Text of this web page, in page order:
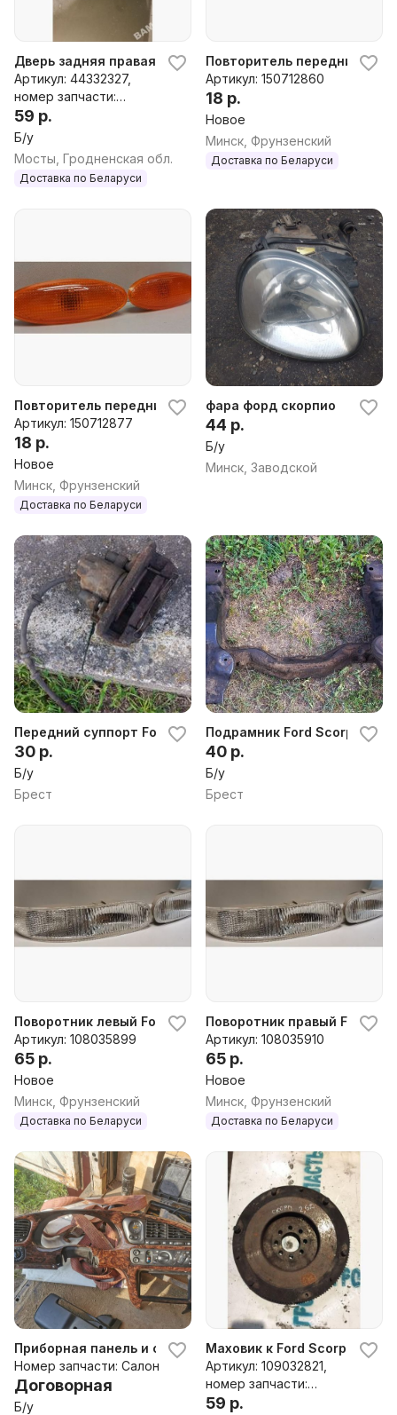
Дверь задняя правая к Ford Scorpio 2
Артикул: 44332327,
номер запчасти:
44332327
59 р.
Б/у
Мосты, Гродненская обл.
Доставка по Беларуси
Повторитель передний
Артикул: 150712860
18 р.
Новое
Минск, Фрунзенский
Доставка по Беларуси
Повторитель передний правый Ford Scorpio (94-98),
Артикул: 150712877
18 р.
Новое
Минск, Фрунзенский
Доставка по Беларуси
фара форд скорпио
44 р.
Б/у
Минск, Заводской
Передний суппорт Ford Scorpio 2
30 р.
Б/у
Брест
Подрамник Ford Scorpio 2
40 р.
Б/у
Брест
Поворотник левый Ford Scorpio 2 (94-98), 1996 г.
Артикул: 108035899
65 р.
Новое
Минск, Фрунзенский
Доставка по Беларуси
Поворотник правый Ford
Артикул: 108035910
65 р.
Новое
Минск, Фрунзенский
Доставка по Беларуси
Приборная панель и спидометр форд скорпио 2
Номер запчасти: Салон
Договорная
Б/у
Маховик к Ford Scorpio 2
Артикул: 109032821,
номер запчасти:
109032821
59 р.